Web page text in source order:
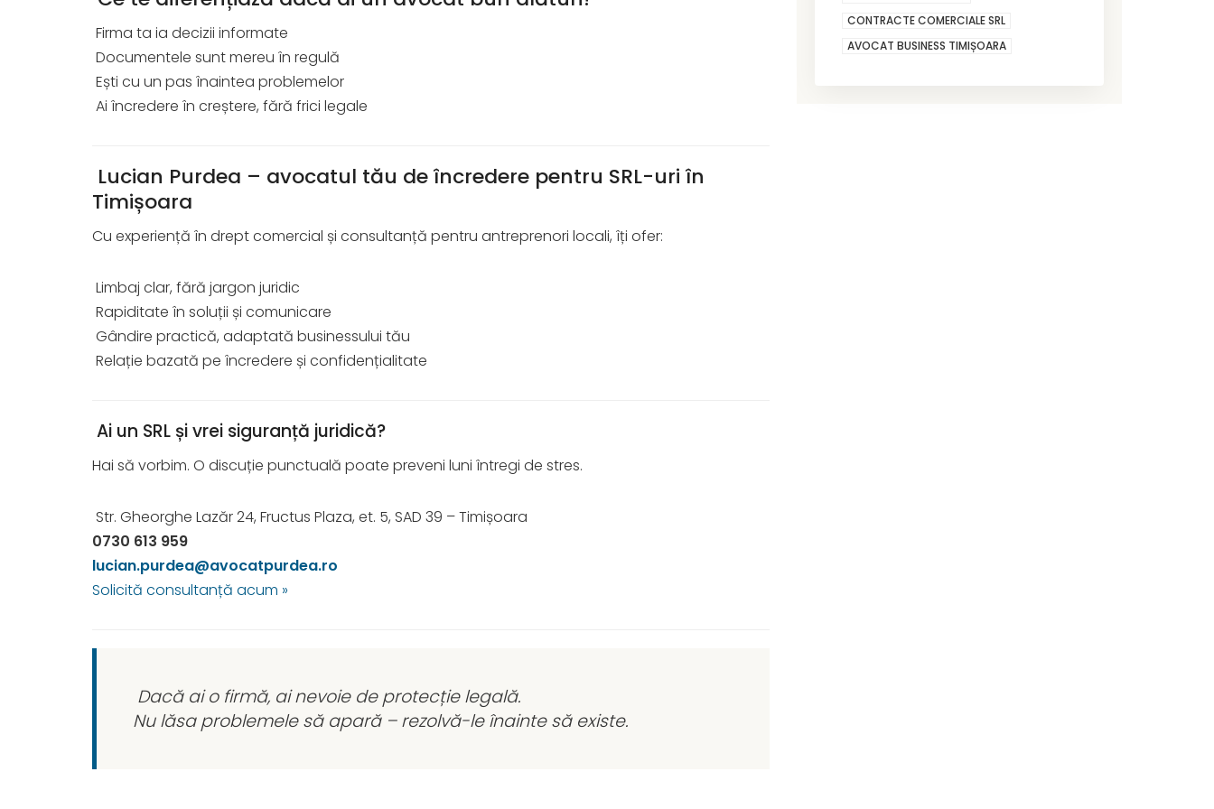
Firma ta ia decizii informate
Documentele sunt mereu în regulă
Ești cu un pas înaintea problemelor
Ai încredere în creștere, fără frici legale
Lucian Purdea – avocatul tău de încredere pentru SRL-uri în
Timișoara
Cu experiență în drept comercial și consultanță pentru antreprenori locali, îți ofer:
Limbaj clar, fără jargon juridic
Rapiditate în soluții și comunicare
Gândire practică, adaptată businessului tău
Relație bazată pe încredere și confidențialitate
Ai un SRL și vrei siguranță juridică?
Hai să vorbim. O discuție punctuală poate preveni luni întregi de stres.
Str. Gheorghe Lazăr 24, Fructus Plaza, et. 5, SAD 39 – Timișoara
0730 613 959
lucian.purdea@avocatpurdea.ro
Solicită consultanță acum »
Dacă ai o firmă, ai nevoie de protecție legală.
Nu lăsa problemele să apară – rezolvă-le înainte să existe.
CONTRACTE COMERCIALE SRL
AVOCAT BUSINESS TIMIȘOARA